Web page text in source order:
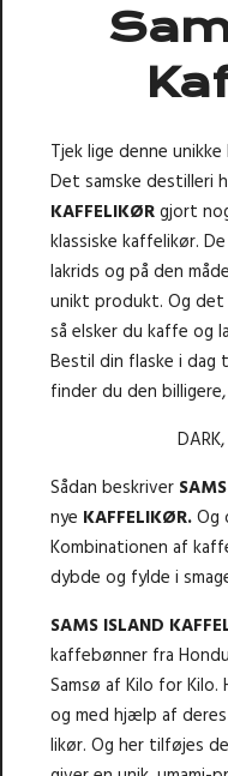
Tjek lige denne
Det samske destilleri
KAFFELIKØRgjort
klassiske kaffelikør.
lakrids og på den
unikt produkt. Og
så elsker du kaffe og
Bestil din flaske i dag
finder du den
Sådan beskriver
nye KAFFELIKØR.Og
Kombinationen af
dybde og fylde i
SAMS ISLAND
kaffebønner fra
Samsø af Kilo for
og med hjælp af
likør. Og her tilføjes